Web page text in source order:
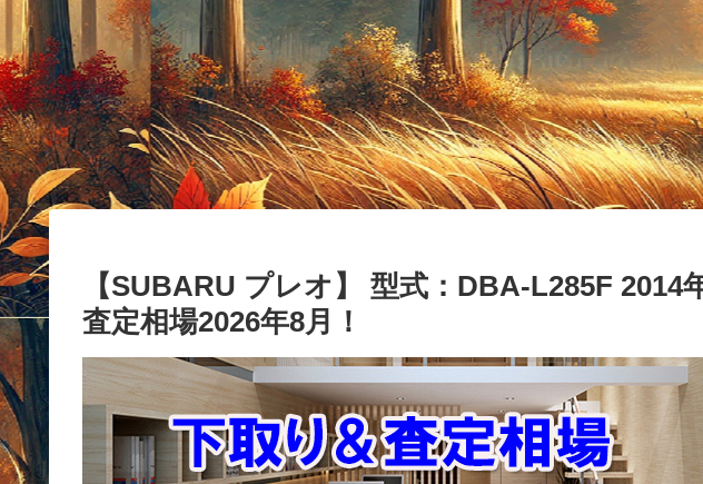
【SUBARU プレオ】 型式：DBA-L285F 2014
査定相場2026年8月！